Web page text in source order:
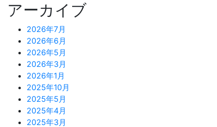
アーカイブ
2026年7月
2026年6月
2026年5月
2026年3月
2026年1月
2025年10月
2025年5月
2025年4月
2025年3月